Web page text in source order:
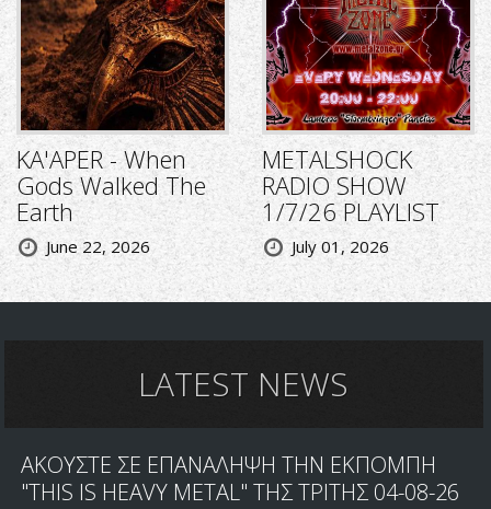
KA'APER - When
Gods Walked The
Earth
June 22, 2026
METALSHOCK
RADIO SHOW
1/7/26 PLAYLIST
July 01, 2026
LATEST NEWS
ΑΚΟΥΣΤΕ ΣΕ ΕΠΑΝΑΛΗΨΗ ΤΗΝ ΕΚΠΟΜΠΗ
"THIS IS HEAVY METAL" ΤΗΣ ΤΡΙΤΗΣ 04-08-26